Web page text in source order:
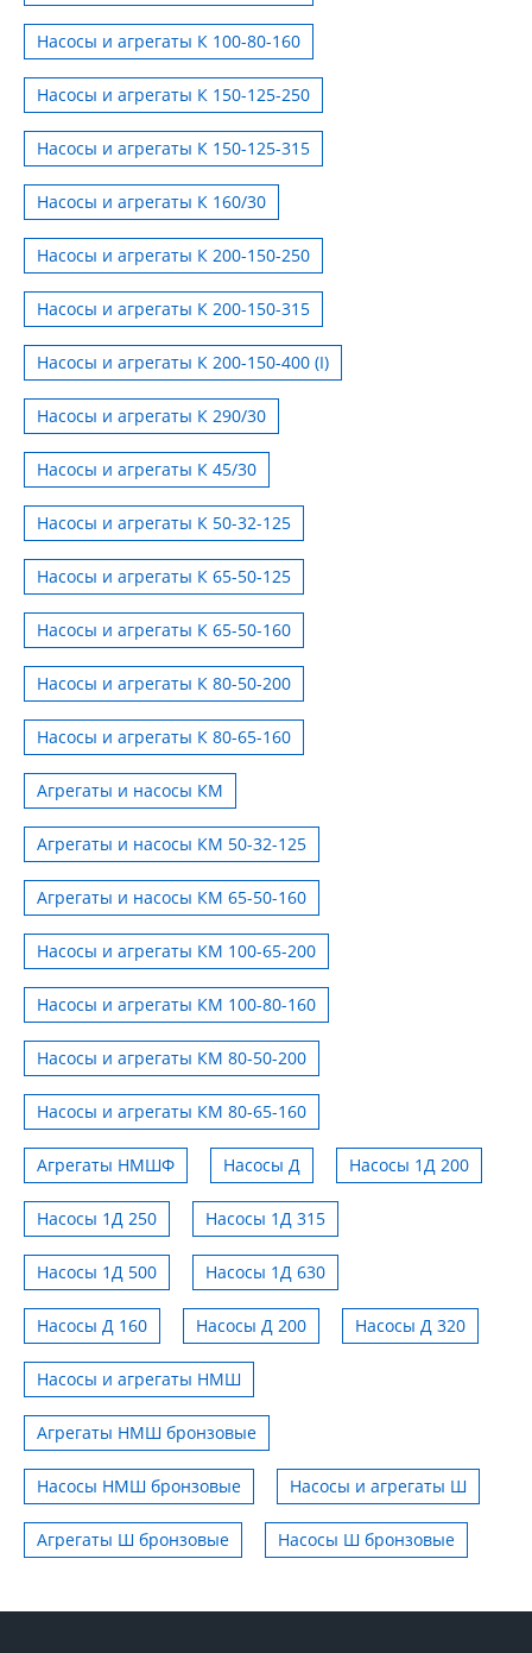
Насосы и агрегаты К 100-80-160
Насосы и агрегаты К 150-125-250
Насосы и агрегаты К 150-125-315
Насосы и агрегаты К 160/30
Насосы и агрегаты К 200-150-250
Насосы и агрегаты К 200-150-315
Насосы и агрегаты К 200-150-400 (I)
Насосы и агрегаты К 290/30
Насосы и агрегаты К 45/30
Насосы и агрегаты К 50-32-125
Насосы и агрегаты К 65-50-125
Насосы и агрегаты К 65-50-160
Насосы и агрегаты К 80-50-200
Насосы и агрегаты К 80-65-160
Агрегаты и насосы КМ
Агрегаты и насосы КМ 50-32-125
Агрегаты и насосы КМ 65-50-160
Насосы и агрегаты КМ 100-65-200
Насосы и агрегаты КМ 100-80-160
Насосы и агрегаты КМ 80-50-200
Насосы и агрегаты КМ 80-65-160
Агрегаты НМШФ Насосы Д Насосы 1Д 200
Насосы 1Д 250 Насосы 1Д 315
Насосы 1Д 500 Насосы 1Д 630
Насосы Д 160 Насосы Д 200 Насосы Д 320
Насосы и агрегаты НМШ
Агрегаты НМШ бронзовые
Насосы НМШ бронзовые Насосы и агрегаты Ш
Агрегаты Ш бронзовые Насосы Ш бронзовые